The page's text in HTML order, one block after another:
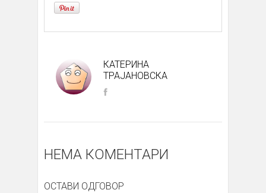
КАТЕРИНА
ТРАЈАНОВСКА
НЕМА КОМЕНТАРИ
ОСТАВИ ОДГОВОР